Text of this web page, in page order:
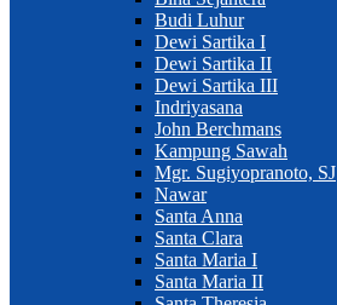
Budi Luhur
Dewi Sartika I
Dewi Sartika II
Dewi Sartika III
Indriyasana
John Berchmans
Kampung Sawah
Mgr. Sugiyopranoto, SJ
Nawar
Santa Anna
Santa Clara
Santa Maria I
Santa Maria II